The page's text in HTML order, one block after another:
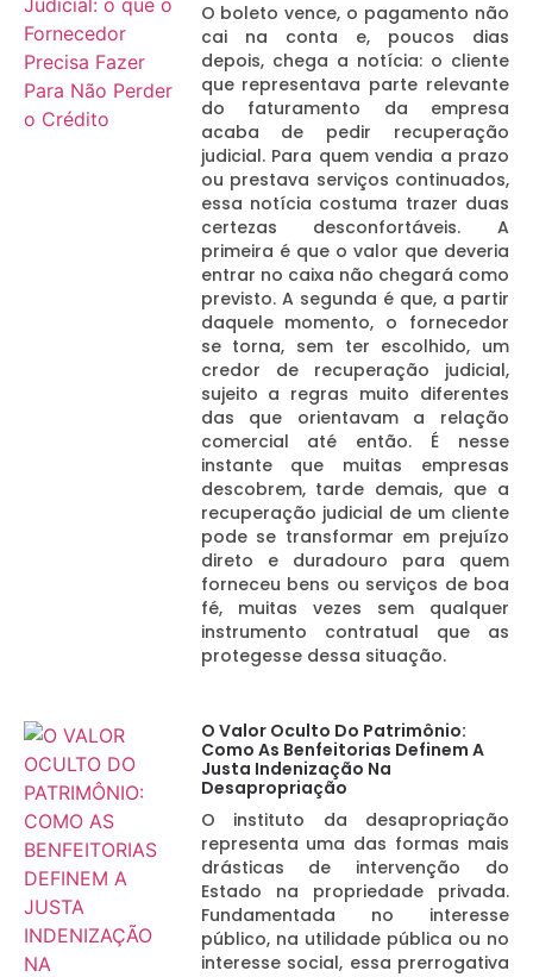
O boleto vence, o pagamento não
cai na conta e, poucos dias
depois, chega a notícia: o cliente
que representava parte relevante
do faturamento da empresa
acaba de pedir recuperação
judicial. Para quem vendia a prazo
ou prestava serviços continuados,
essa notícia costuma trazer duas
certezas desconfortáveis. A
primeira é que o valor que deveria
entrar no caixa não chegará como
previsto. A segunda é que, a partir
daquele momento, o fornecedor
se torna, sem ter escolhido, um
credor de recuperação judicial,
sujeito a regras muito diferentes
das que orientavam a relação
comercial até então. É nesse
instante que muitas empresas
descobrem, tarde demais, que a
recuperação judicial de um cliente
pode se transformar em prejuízo
direto e duradouro para quem
forneceu bens ou serviços de boa
fé, muitas vezes sem qualquer
instrumento contratual que as
protegesse dessa situação.
O Valor Oculto Do Patrimônio:
Como As Benfeitorias Definem A
Justa Indenização Na
Desapropriação
O instituto da desapropriação
representa uma das formas mais
drásticas de intervenção do
Estado na propriedade privada.
Fundamentada no interesse
público, na utilidade pública ou no
interesse social, essa prerrogativa